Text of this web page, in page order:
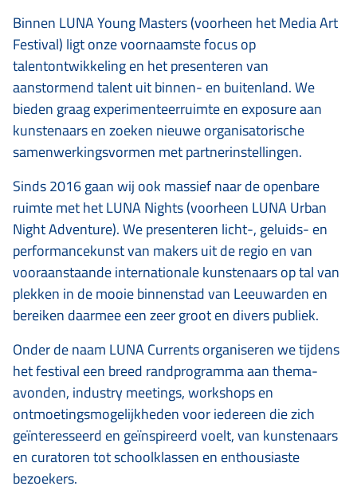
Binnen LUNA Young Masters (voorheen het Media Art
Festival) ligt onze voornaamste focus op
talentontwikkeling en het presenteren van
aanstormend talent uit binnen- en buitenland. We
bieden graag experimenteerruimte en exposure aan
kunstenaars en zoeken nieuwe organisatorische
samenwerkingsvormen met partnerinstellingen.
Sinds 2016 gaan wij ook massief naar de openbare
ruimte met het LUNA Nights (voorheen LUNA Urban
Night Adventure). We presenteren licht-, geluids- en
performancekunst van makers uit de regio en van
vooraanstaande internationale kunstenaars op tal van
plekken in de mooie binnenstad van Leeuwarden en
bereiken daarmee een zeer groot en divers publiek.
Onder de naam LUNA Currents organiseren we tijdens
het festival een breed randprogramma aan thema-
avonden, industry meetings, workshops en
ontmoetingsmogelijkheden voor iedereen die zich
geïnteresseerd en geïnspireerd voelt, van kunstenaars
en curatoren tot schoolklassen en enthousiaste
bezoekers.